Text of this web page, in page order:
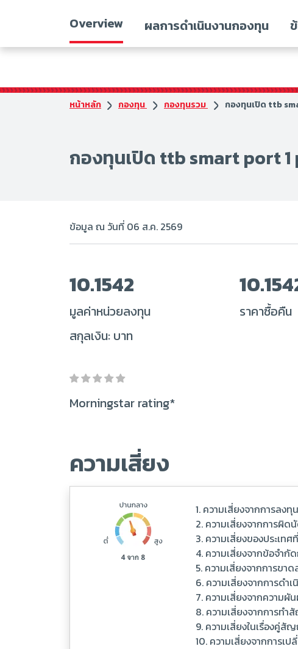
หน้าหลัก กองทุน กองทุนรวม กองทุนเปิด ttb
กองทุนเปิด ttb smart port 1
Overview ผลการดำเนินงานกองทุน
ข้อมูล ณ วันที่ 06 ส.ค. 2569
10.1542
มูลค่าหน่วยลงทุน
สกุลเงิน: บาท
ราคาซื้อคืน
Morningstar rating*
ความเสี่ยง
1. ความเสี่ยงจากการลง
2. ความเสี่ยงจากการผิ
3. ความเสี่ยงของประเท
4. ความเสี่ยงจากข้อจำ
5. ความเสี่ยงจากการข
6. ความเสี่ยงจากการดำ
7. ความเสี่ยงจากความ
8. ความเสี่ยงจากการท
9. ความเสี่ยงในเรื่องคู่
10. ความเสี่ยงจากการเ